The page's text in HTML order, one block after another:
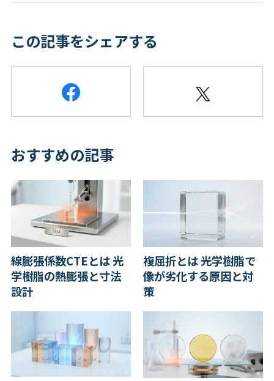
この記事をシェアする
おすすめの記事
線膨張係数CTEとは 光
学樹脂の熱膨張と寸法
設計
複屈折とは 光学樹脂で
像が劣化する原因と対
策